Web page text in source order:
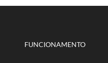
FUNCIONAMENTO